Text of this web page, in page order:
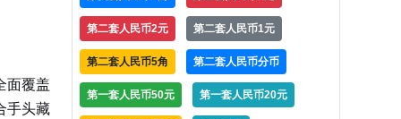
面覆盖
手头藏
第二套人民币2元 第二套人民币1元
第二套人民币5角 第二套人民币分币
第一套人民币50元 第一套人民币20元